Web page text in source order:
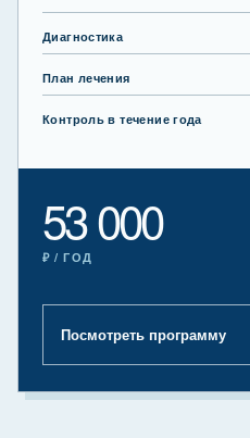
Диагностика
План лечения
Контроль в течение года
53 000
₽ / ГОД
Посмотреть программу